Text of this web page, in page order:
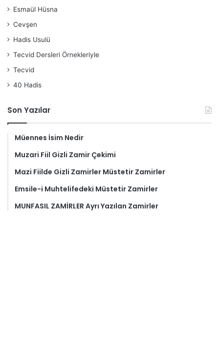
Esmaül Hüsna
Cevşen
Hadis Usulü
Tecvid Dersleri Örnekleriyle
Tecvid
40 Hadis
Son Yazılar
Müennes İsim Nedir
Muzari Fiil Gizli Zamir Çekimi
Mazi Fiilde Gizli Zamirler Müstetir Zamirler
Emsile-i Muhtelifedeki Müstetir Zamirler
MUNFASIL ZAMİRLER Ayrı Yazılan Zamirler